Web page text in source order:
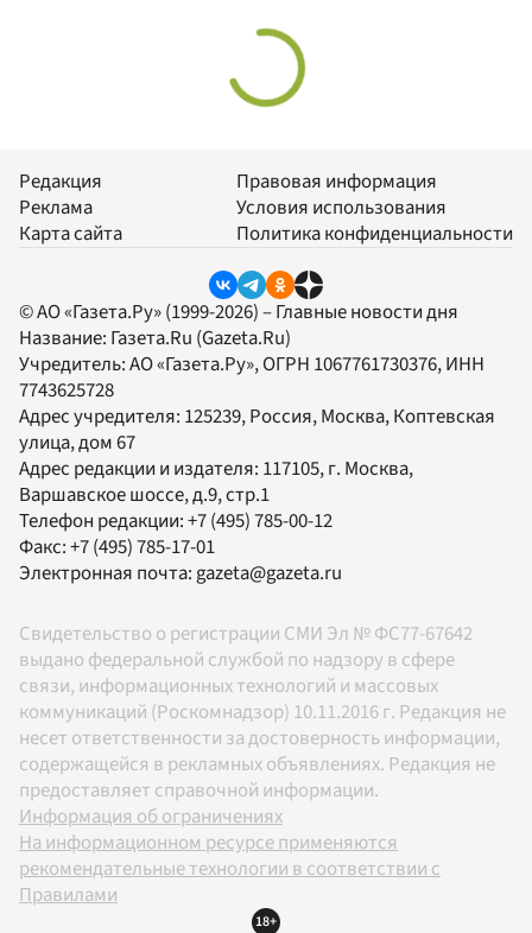
Редакция
Реклама
Карта сайта
Правовая информация
Условия использования
Политика конфиденциальности
© АО «Газета.Ру» (1999-2026) – Главные новости дня
Название: Газета.Ru (Gazeta.Ru)
Учредитель:АО «Газета.Ру», ОГРН 1067761730376, ИНН
7743625728
Адрес учредителя: 125239, Россия, Москва, Коптевская
улица, дом 67
Адрес редакции и издателя: 117105, г. Москва,
Варшавское шоссе, д.9, стр.1
Телефон редакции:+7 (495) 785-00-12
Факс:+7 (495) 785-17-01
Электронная почта:gazeta@gazeta.ru
Свидетельство о регистрации СМИ Эл № ФС77-67642
выдано федеральной службой по надзору в сфере
связи, информационных технологий и массовых
коммуникаций (Роскомнадзор) 10.11.2016 г. Редакция не
несет ответственности за достоверность информации,
содержащейся в рекламных объявлениях. Редакция не
предоставляет справочной информации.
Информация об ограничениях
На информационном ресурсе применяются
рекомендательные технологии в соответствии с
Правилами
18+